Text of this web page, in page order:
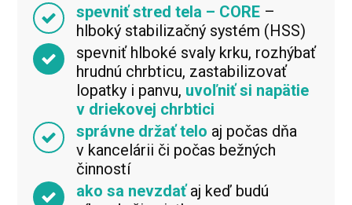
spevniť stred tela – CORE –
hlboký stabilizačný systém (HSS)
spevniť hlboké svaly krku, rozhýbať
hrudnú chrbticu, zastabilizovať
lopatky i panvu, uvoľniť si napätie
v driekovej chrbtici
správne držať telo aj počas dňa
v kancelárii či počas bežných
činností
ako sa nevzdaťaj keď budú